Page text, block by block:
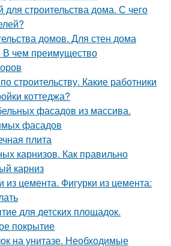
для строительства дома. С чего
домов. Для стен дома
В чем преимущество
строительству. Какие работники
коттеджа?
фасадов из массива.
фасадов
плита
карнизов. Как правильно
карниз
цемента. Фигурки из цемента:
для детских площадок.
покрытие
на унитазе. Необходимые